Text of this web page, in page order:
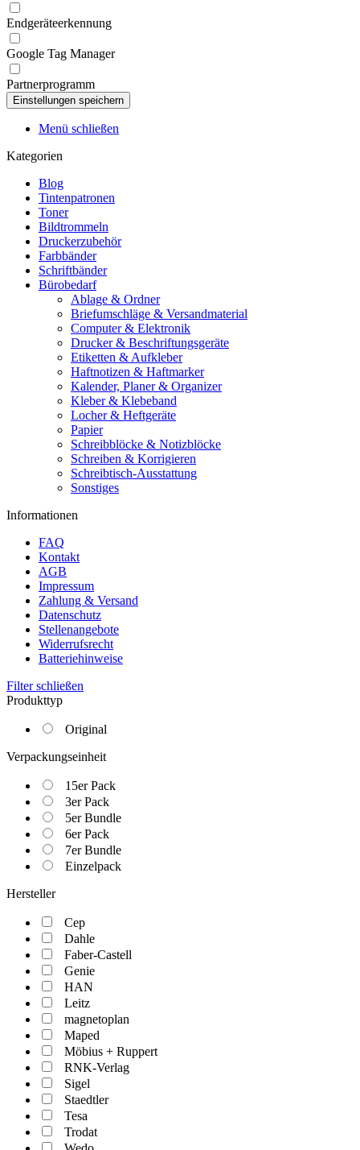
Endgeräteerkennung
Google Tag Manager
Partnerprogramm
Menü schließen
Kategorien
Blog
Tintenpatronen
Toner
Bildtrommeln
Druckerzubehör
Farbbänder
Schriftbänder
Bürobedarf
Ablage & Ordner
Briefumschläge & Versandmaterial
Computer & Elektronik
Drucker & Beschriftungsgeräte
Etiketten & Aufkleber
Haftnotizen & Haftmarker
Kalender, Planer & Organizer
Kleber & Klebeband
Locher & Heftgeräte
Papier
Schreibblöcke & Notizblöcke
Schreiben & Korrigieren
Schreibtisch-Ausstattung
Sonstiges
Informationen
FAQ
Kontakt
AGB
Impressum
Zahlung & Versand
Datenschutz
Stellenangebote
Widerrufsrecht
Batteriehinweise
Filter schließen
Produkttyp
Original
Verpackungseinheit
15er Pack
3er Pack
5er Bundle
6er Pack
7er Bundle
Einzelpack
Hersteller
Cep
Dahle
Faber-Castell
Genie
HAN
Leitz
magnetoplan
Maped
Möbius + Ruppert
RNK-Verlag
Sigel
Staedtler
Tesa
Trodat